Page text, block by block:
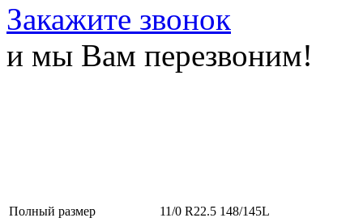
Закажите звонок
и мы Вам перезвоним!
Полный размер
11/0 R22.5 148/145L